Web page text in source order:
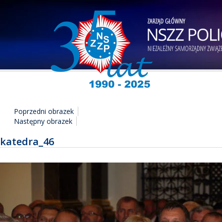
Poprzedni obrazek
Następny obrazek
katedra_46